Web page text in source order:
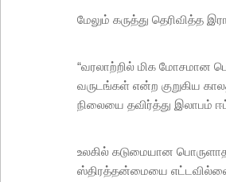
மேலும் கருத்து தெரிவித்த
“வரலாற்றில் மிக மோசமான
வருடங்கள் என்ற குறுகிய
நிலையை தவிர்த்து இலாபம்
உலகில் கடுமையான
ஸ்திரத்தன்மையை